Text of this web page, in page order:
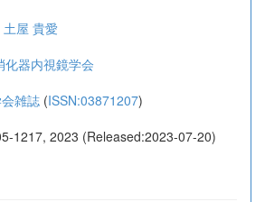
土屋 貴愛
器内視鏡学会
雑誌 (ISSN:03871207)
1217, 2023 (Released:2023-07-20)